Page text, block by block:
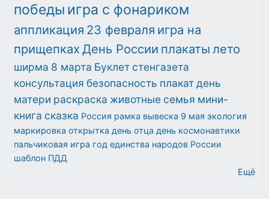
победы игра с фонариком
аппликация 23 февраля игра на
прищепках День России плакаты лето
ширма 8 марта Буклет стенгазета
консультация безопасность плакатдень
матери раскраска животные семья мини-
книга сказка Россия рамка вывеска 9 мая экология
маркировка открытка день отца день космонавтики
пальчиковая игра год единства народов России
шаблон ПДД
Ещё